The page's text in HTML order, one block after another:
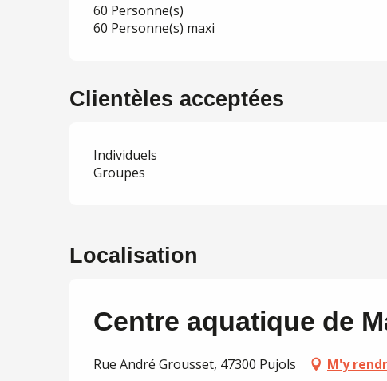
60 Personne(s)
60 Personne(s) maxi
Clientèles acceptées
Individuels
Groupes
Localisation
Centre aquatique de
Rue André Grousset, 47300 Pujols M'y